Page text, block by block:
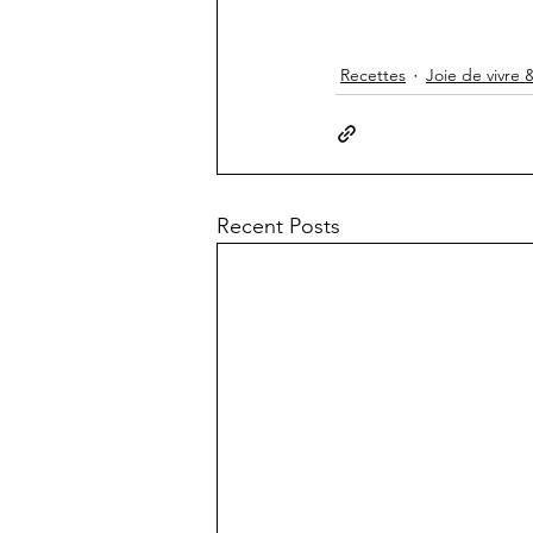
Recettes Joie de vivre
Recent Posts